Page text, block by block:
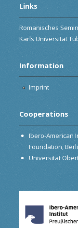
Links
Romanisches
Karls Universität
Information
Imprint
Cooperations
Ibero-American
Foundation,
Universitat